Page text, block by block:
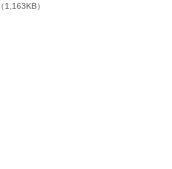
（1,163KB）